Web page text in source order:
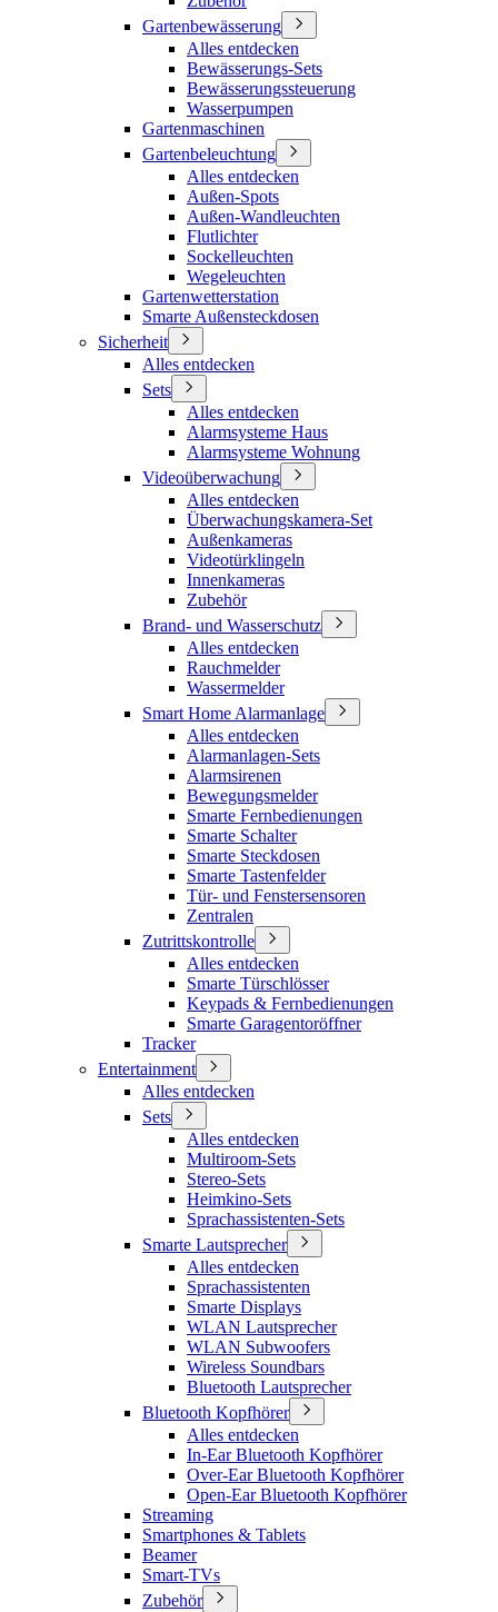
Gartenbewässerung
Alles entdecken
Bewässerungs-Sets
Bewässerungssteuerung
Wasserpumpen
Gartenmaschinen
Gartenbeleuchtung
Alles entdecken
Außen-Spots
Außen-Wandleuchten
Flutlichter
Sockelleuchten
Wegeleuchten
Gartenwetterstation
Smarte Außensteckdosen
Sicherheit
Alles entdecken
Sets
Alles entdecken
Alarmsysteme Haus
Alarmsysteme Wohnung
Videoüberwachung
Alles entdecken
Überwachungskamera-Set
Außenkameras
Videotürklingeln
Innenkameras
Zubehör
Brand- und Wasserschutz
Alles entdecken
Rauchmelder
Wassermelder
Smart Home Alarmanlage
Alles entdecken
Alarmanlagen-Sets
Alarmsirenen
Bewegungsmelder
Smarte Fernbedienungen
Smarte Schalter
Smarte Steckdosen
Smarte Tastenfelder
Tür- und Fenstersensoren
Zentralen
Zutrittskontrolle
Alles entdecken
Smarte Türschlösser
Keypads & Fernbedienungen
Smarte Garagentoröffner
Tracker
Entertainment
Alles entdecken
Sets
Alles entdecken
Multiroom-Sets
Stereo-Sets
Heimkino-Sets
Sprachassistenten-Sets
Smarte Lautsprecher
Alles entdecken
Sprachassistenten
Smarte Displays
WLAN Lautsprecher
WLAN Subwoofers
Wireless Soundbars
Bluetooth Lautsprecher
Bluetooth Kopfhörer
Alles entdecken
In-Ear Bluetooth Kopfhörer
Over-Ear Bluetooth Kopfhörer
Open-Ear Bluetooth Kopfhörer
Streaming
Smartphones & Tablets
Beamer
Smart-TVs
Zubehör